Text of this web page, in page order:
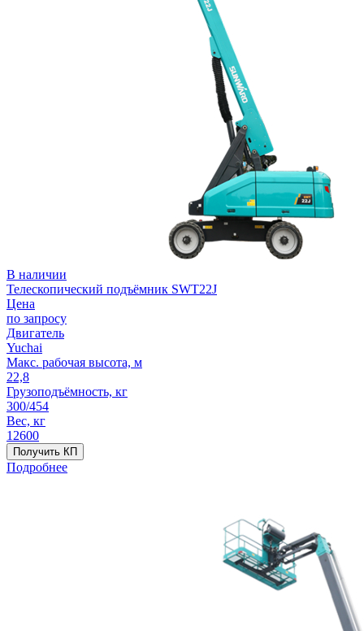
В наличии
Телескопический подъёмник SWT22J
Цена
по запросу
Двигатель
Yuchai
Макс. рабочая высота, м
22,8
Грузоподъёмность, кг
300/454
Вес, кг
12600
Получить КП
Подробнее